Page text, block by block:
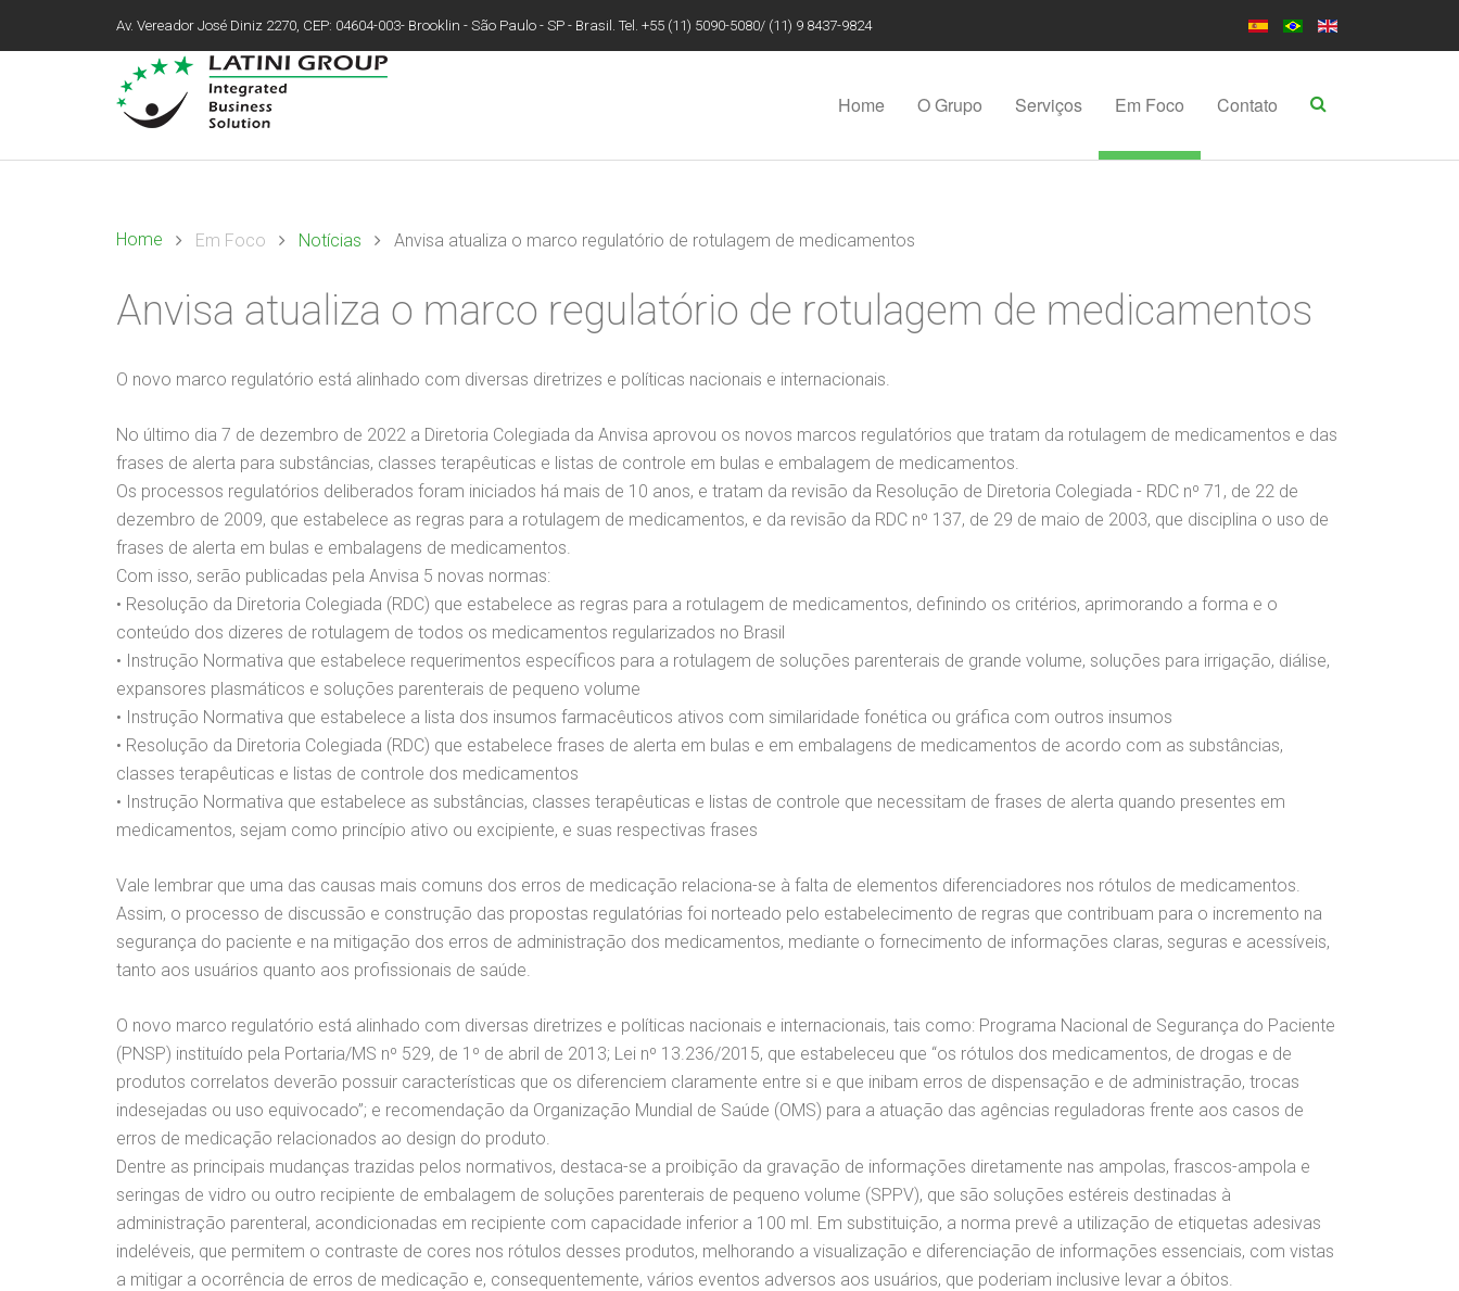
Av. Vereador José Diniz 2270, CEP: 04604-003- Brooklin - São Paulo - SP - Brasil. Tel. +55 (11) 5090-5080/ (11) 9 8437-9824
Home O Grupo Serviços Em Foco Contato
Home Em Foco Notícias Anvisa atualiza o marco regulatório de rotulagem de medicamentos
Anvisa atualiza o marco regulatório de rotulagem de medicamentos
O novo marco regulatório está alinhado com diversas diretrizes e políticas nacionais e internacionais.
No último dia 7 de dezembro de 2022 a Diretoria Colegiada da Anvisa aprovou os novos marcos regulatórios que tratam da rotulagem de medicamentos e das
frases de alerta para substâncias, classes terapêuticas e listas de controle em bulas e embalagem de medicamentos.
Os processos regulatórios deliberados foram iniciados há mais de 10 anos, e tratam da revisão da Resolução de Diretoria Colegiada - RDC nº 71, de 22 de
dezembro de 2009, que estabelece as regras para a rotulagem de medicamentos, e da revisão da RDC nº 137, de 29 de maio de 2003, que disciplina o uso de
frases de alerta em bulas e embalagens de medicamentos.
Com isso, serão publicadas pela Anvisa 5 novas normas:
• Resolução da Diretoria Colegiada (RDC) que estabelece as regras para a rotulagem de medicamentos, definindo os critérios, aprimorando a forma e o
conteúdo dos dizeres de rotulagem de todos os medicamentos regularizados no Brasil
• Instrução Normativa que estabelece requerimentos específicos para a rotulagem de soluções parenterais de grande volume, soluções para irrigação, diálise,
expansores plasmáticos e soluções parenterais de pequeno volume
• Instrução Normativa que estabelece a lista dos insumos farmacêuticos ativos com similaridade fonética ou gráfica com outros insumos
• Resolução da Diretoria Colegiada (RDC) que estabelece frases de alerta em bulas e em embalagens de medicamentos de acordo com as substâncias,
classes terapêuticas e listas de controle dos medicamentos
• Instrução Normativa que estabelece as substâncias, classes terapêuticas e listas de controle que necessitam de frases de alerta quando presentes em
medicamentos, sejam como princípio ativo ou excipiente, e suas respectivas frases
Vale lembrar que uma das causas mais comuns dos erros de medicação relaciona-se à falta de elementos diferenciadores nos rótulos de medicamentos.
Assim, o processo de discussão e construção das propostas regulatórias foi norteado pelo estabelecimento de regras que contribuam para o incremento na
segurança do paciente e na mitigação dos erros de administração dos medicamentos, mediante o fornecimento de informações claras, seguras e acessíveis,
tanto aos usuários quanto aos profissionais de saúde.
O novo marco regulatório está alinhado com diversas diretrizes e políticas nacionais e internacionais, tais como: Programa Nacional de Segurança do Paciente
(PNSP) instituído pela Portaria/MS nº 529, de 1º de abril de 2013; Lei nº 13.236/2015, que estabeleceu que “os rótulos dos medicamentos, de drogas e de
produtos correlatos deverão possuir características que os diferenciem claramente entre si e que inibam erros de dispensação e de administração, trocas
indesejadas ou uso equivocado”; e recomendação da Organização Mundial de Saúde (OMS) para a atuação das agências reguladoras frente aos casos de
erros de medicação relacionados ao design do produto.
Dentre as principais mudanças trazidas pelos normativos, destaca-se a proibição da gravação de informações diretamente nas ampolas, frascos-ampola e
seringas de vidro ou outro recipiente de embalagem de soluções parenterais de pequeno volume (SPPV), que são soluções estéreis destinadas à
administração parenteral, acondicionadas em recipiente com capacidade inferior a 100 ml. Em substituição, a norma prevê a utilização de etiquetas adesivas
indeléveis, que permitem o contraste de cores nos rótulos desses produtos, melhorando a visualização e diferenciação de informações essenciais, com vistas
a mitigar a ocorrência de erros de medicação e, consequentemente, vários eventos adversos aos usuários, que poderiam inclusive levar a óbitos.